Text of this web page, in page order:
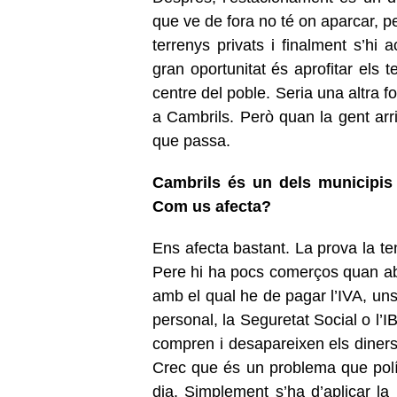
que ve de fora no té on aparcar,
terrenys privats i finalment s’hi
gran oportunitat és aprofitar els
centre del poble. Seria una altra
a Cambrils. Però quan la gent
que passa.
Cambrils és un dels
Com us afecta?
Ens afecta bastant. La prova la
Pere hi ha pocs comerços quan
amb el qual he de pagar l’IVA,
personal, la Seguretat Social o
compren i desapareixen els
Crec que és un problema que
dia. Simplement s’ha d’aplicar